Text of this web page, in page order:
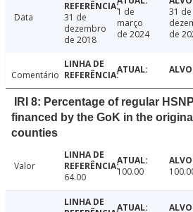
Data
31 de
dezembro
de 2018
1 de
março
de 2024
31 de
de
Comentário
IRI 8: Percentage of regular
financed by the GoK in the
counties
Valor
64.00
100.00